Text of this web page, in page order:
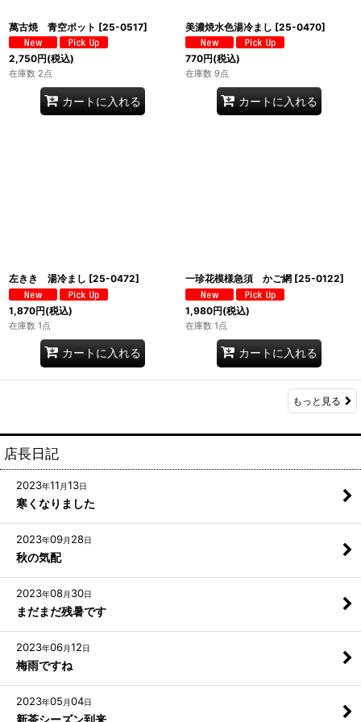
萬古焼 青空ポット [25-0517]
2,750円(税込)
在庫数 2点
カートに入れる
美濃焼水色湯冷まし [25-0470]
770円(税込)
在庫数 9点
カートに入れる
左きき 湯冷まし [25-0472]
1,870円(税込)
在庫数 1点
カートに入れる
一珍花模様急須 かご網 [25-0122]
1,980円(税込)
在庫数 1点
カートに入れる
もっと見る
店長日記
2023年11 月13日
寒くなりました
2023年09月 28日
秋の気配
2023年08月 30日
まだまだ残暑です
2023年06月12日
梅雨ですね
2023年05 月04日
新茶シーズン到来